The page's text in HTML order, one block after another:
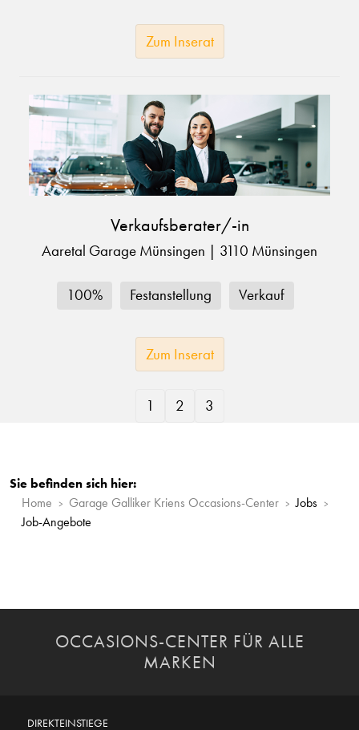
Zum Inserat
Verkaufsberater/-in
Aaretal Garage Münsingen | 3110 Münsingen
100% Festanstellung Verkauf
Zum Inserat
1 2 3
Sie befinden sich hier:
Home
Garage Galliker Kriens Occasions-Center
Jobs
Job-Angebote
OCCASIONS-CENTER FÜR ALLE
MARKEN
DIREKTEINSTIEGE